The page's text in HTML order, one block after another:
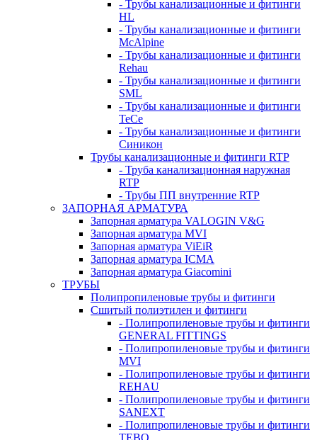
- Трубы канализационные и фитинги
HL
- Трубы канализационные и фитинги
McAlpine
- Трубы канализационные и фитинги
Rehau
- Трубы канализационные и фитинги
SML
- Трубы канализационные и фитинги
TeCe
- Трубы канализационные и фитинги
Синикон
Трубы канализационные и фитинги RTP
- Труба канализационная наружная
RTP
- Трубы ПП внутренние RTP
ЗАПОРНАЯ АРМАТУРА
Запорная арматура VALOGIN V&G
Запорная арматура MVI
Запорная арматура ViEiR
Запорная арматура ICMA
Запорная арматура Giacomini
ТРУБЫ
Полипропиленовые трубы и фитинги
Сшитый полиэтилен и фитинги
- Полипропиленовые трубы и фитинги
GENERAL FITTINGS
- Полипропиленовые трубы и фитинги
MVI
- Полипропиленовые трубы и фитинги
REHAU
- Полипропиленовые трубы и фитинги
SANEXT
- Полипропиленовые трубы и фитинги
TEBO